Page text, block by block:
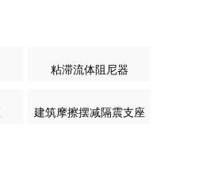
粘滞流体阻尼器
建筑摩擦摆减隔震支座